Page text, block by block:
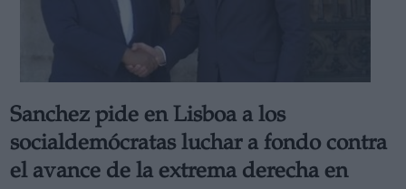
Sanchez pide en Lisboa a los
socialdemócratas luchar a fondo contra
el avance de la extrema derecha en